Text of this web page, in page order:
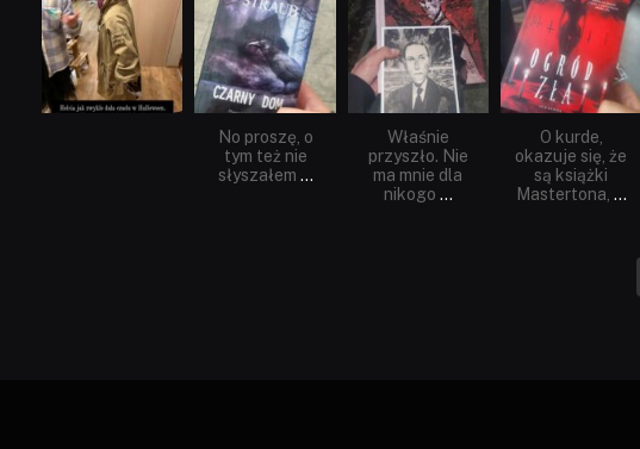
Lis 1
Wrz 23
No proszę, o
tym też nie
słyszałem ...
Wrz 19
Właśnie
przyszło. Nie
ma mnie dla
nikogo ...
Sie 23
O kurde,
okazuje się, że
są książki
Mastertona, ...